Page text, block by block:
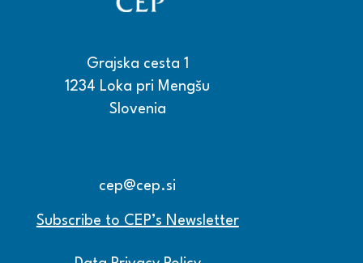
Grajska cesta 1
1234 Loka pri Mengšu
Slovenia
cep@cep.si
Subscribe to CEP’s Newsletter